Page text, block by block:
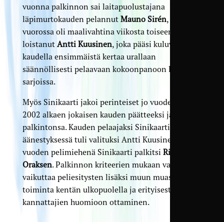
vuonna palkinnon sai laitapuolustajana
läpimurtokauden pelannut Mauno Sirén, ja nyt
vuorossa oli maalivahtina viikosta toiseen
loistanut Antti Kuusinen, joka pääsi kuluvalla
kaudella ensimmäistä kertaa urallaan
säännöllisesti pelaavaan kokoonpanoon liiton
sarjoissa.
Myös Sinikaarti jakoi perinteiset jo vuodesta
2002 alkaen jokaisen kauden päätteeksi jaetut
palkintonsa. Kauden pelaajaksi Sinikaartin
äänestyksessä tuli valituksi Antti Kuusinen,
vuoden pelimiehenä Sinikaarti palkitsi Riku
Oraksen. Palkinnon kriteerien mukaan valintaan
vaikuttaa peliesitysten lisäksi muun muassa
toiminta kentän ulkopuolella ja erityisesti
kannattajien huomioon ottaminen.